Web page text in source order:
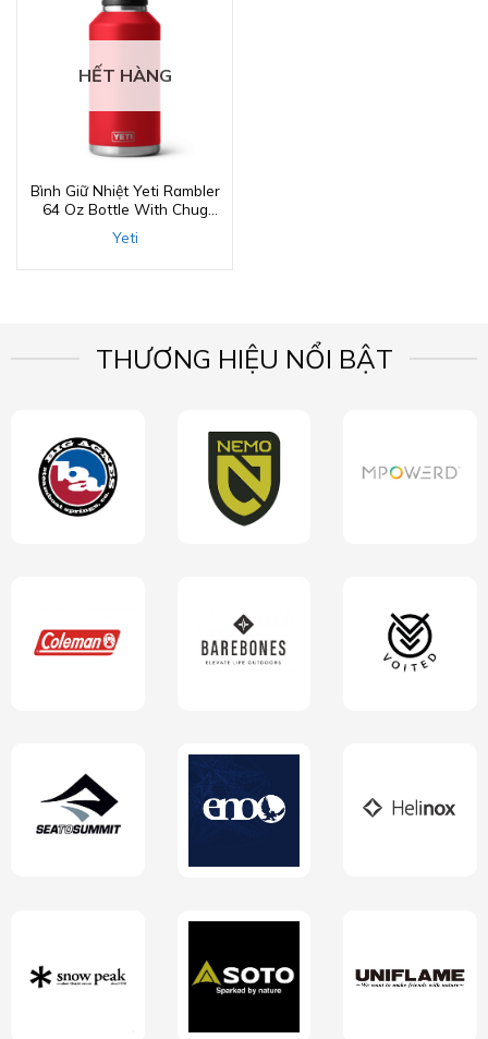
HẾT HÀNG
Bình Giữ Nhiệt Yeti Rambler
64 Oz Bottle With Chug
Yeti
THƯƠNG HIỆU NỔI BẬT